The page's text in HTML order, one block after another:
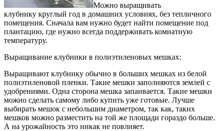
Можно выращивать
клубнику круглый год в домашних условиях, без тепличного
помещения. Сначала вам нужно будет найти помещение под
плантацию, где нужно всегда поддерживать комнатную
температуру.
Выращивание клубники в полиэтиленовых мешках:
Выращивают клубнику обычно в больших мешках из белой
полиэтиленовой пленки. Такие мешки заполняются землей с
удобрениями. Одна сторона мешка запаивается. Такие мешки
можно сделать самому либо купить уже готовые. Лучше
выбирать мешок с небольшим диаметром, так как, таких
мешков можно разместить на той же площади гораздо больше.
А на урожайность это никак не повлияет.